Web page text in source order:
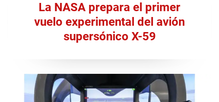
La NASA prepara el primer
vuelo experimental del avión
supersónico X-59